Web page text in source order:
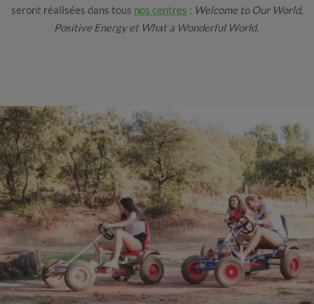
seront réalisées dans tous nos centres : Welcome to Our World,
Positive Energy et What a Wonderful World.